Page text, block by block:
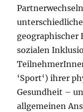
geographischer
sozialen
‘Sport‘) ihrer
Gesundheit –
allgemeinen